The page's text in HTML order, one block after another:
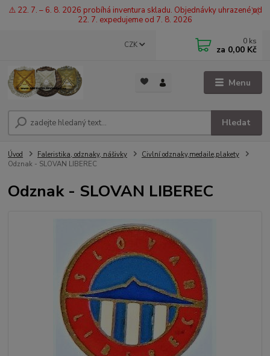
⚠️ 22. 7. – 6. 8. 2026 probíhá inventura skladu. Objednávky uhrazené od
22. 7. expedujeme od 7. 8. 2026
Menu
CZK
Hledat
0 ks
za 0,00 Kč
Úvod Faleristika, odznaky, nášivky
Civlní odznaky,medaile,plakety
Odznak - SLOVAN LIBEREC
Odznak - SLOVAN LIBEREC